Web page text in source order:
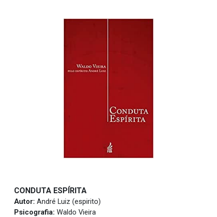
CONDUTA ESPÍRITA
Autor:André Luiz (espirito)
Psicografia:Waldo Vieira